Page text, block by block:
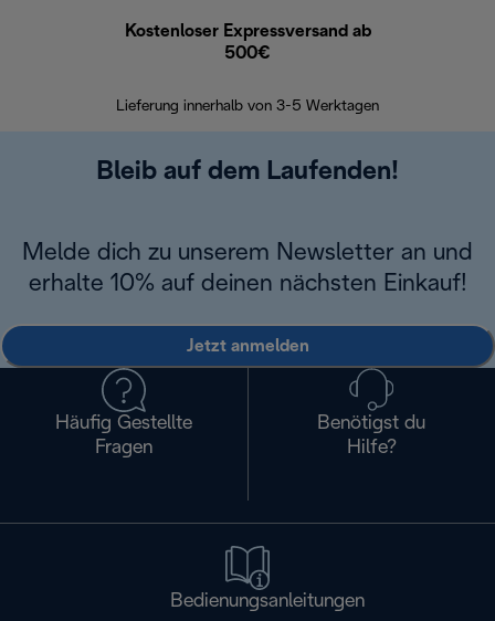
Kostenloser Expressversand ab
500€
Lieferung innerhalb von 3-5 Werktagen
Bleib auf dem Laufenden!
Melde dich zu unserem Newsletter an und
erhalte 10% auf deinen nächsten Einkauf!
Jetzt anmelden
Häufig Gestellte
Fragen
Benötigst du
Hilfe?
Bedienungsanleitungen